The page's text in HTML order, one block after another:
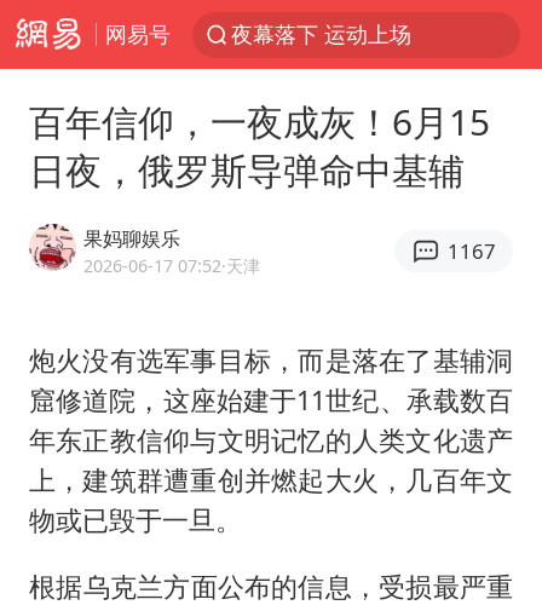
网易号
夜幕落下 运动上场
改名后的“青海拉面”店
台军“汉光秀”开场闹剧多
1岁宝宝碰坏纸巾盒 宝妈被索赔924元
女子开一天一夜空调后二氧化碳中毒
“空调24小时开着更省电”不实
男子结婚8年3个女儿均非亲生
百年信仰，一夜成灰！6月15
日夜，俄罗斯导弹命中基辅
果妈聊娱乐
2026-06-17 07:52·天津
1167
炮火没有选军事目标，而是落在了基辅洞
窟修道院，这座始建于11世纪、承载数百
年东正教信仰与文明记忆的人类文化遗产
上，建筑群遭重创并燃起大火，几百年文
物或已毁于一旦。
​根据乌克兰方面公布的信息，受损最严重